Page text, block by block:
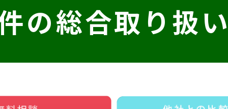
の総合取り扱